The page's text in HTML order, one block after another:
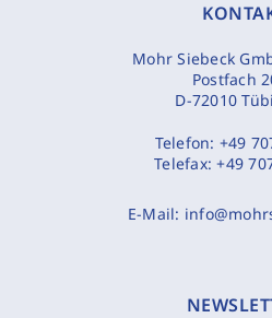
Mohr Siebeck
Postfach
D-72010
Telefon: +49
Telefax:+49
E-Mail: